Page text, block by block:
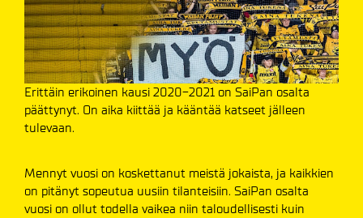
Erittäin erikoinen kausi 2020-2021 on SaiPan osalta
päättynyt. On aika kiittää ja kääntää katseet jälleen
tulevaan.
Mennyt vuosi on koskettanut meistä jokaista, ja kaikkien
on pitänyt sopeutua uusiin tilanteisiin. SaiPan osalta
vuosi on ollut todella vaikea niin taloudellisesti kuin